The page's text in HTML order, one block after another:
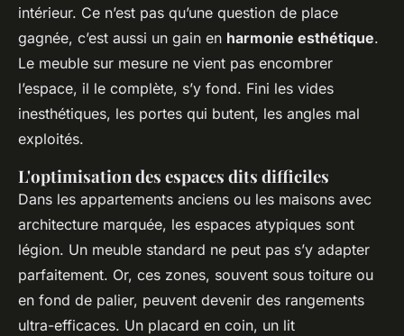
intérieur. Ce n’est pas qu’une question de place
gagnée, c’est aussi un gain en harmonie esthétique.
Le meuble sur mesure ne vient pas encombrer
l’espace, il le complète, s’y fond. Fini les vides
inesthétiques, les portes qui butent, les angles mal
exploités.
L'optimisation des espaces dits difficiles
Dans les appartements anciens ou les maisons avec
architecture marquée, les espaces atypiques sont
légion. Un meuble standard ne peut pas s’y adapter
parfaitement. Or, ces zones, souvent sous toiture ou
en fond de palier, peuvent devenir des rangements
ultra-efficaces. Un placard en coin, un lit